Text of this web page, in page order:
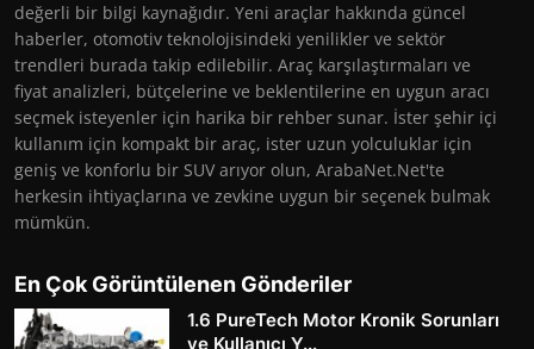
değerli bir bilgi kaynağıdır. Yeni araçlar hakkında güncel
haberler, otomotiv teknolojisindeki yenilikler ve sektör
trendleri burada takip edilebilir. Araç karşılaştırmaları ve
fiyat analizleri, bütçelerine ve beklentilerine en uygun aracı
seçmek isteyenler için harika bir rehber sunar. İster şehir içi
kullanım için kompakt bir araç, ister uzun yolculuklar için
geniş ve konforlu bir SUV arıyor olun, ArabaNet.Net'te
herkesin ihtiyaçlarına ve zevkine uygun bir seçenek bulmak
mümkün.
En Çok Görüntülenen Gönderiler
1.6 PureTech Motor Kronik Sorunları
ve Kullanıcı Y...